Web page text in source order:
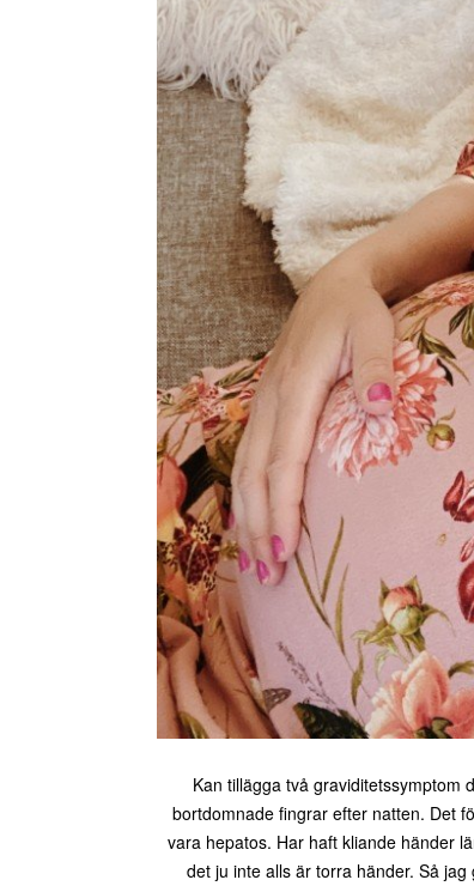
Kan tillägga två graviditetssymptom
bortdomnade fingrar efter natten. Det
vara hepatos. Har haft kliande händer
det ju inte alls är torra händer. Så